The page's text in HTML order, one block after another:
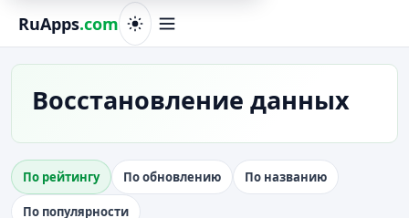
RuApps.com
Восстановление данных
По рейтингу По обновлению По названию
По популярности